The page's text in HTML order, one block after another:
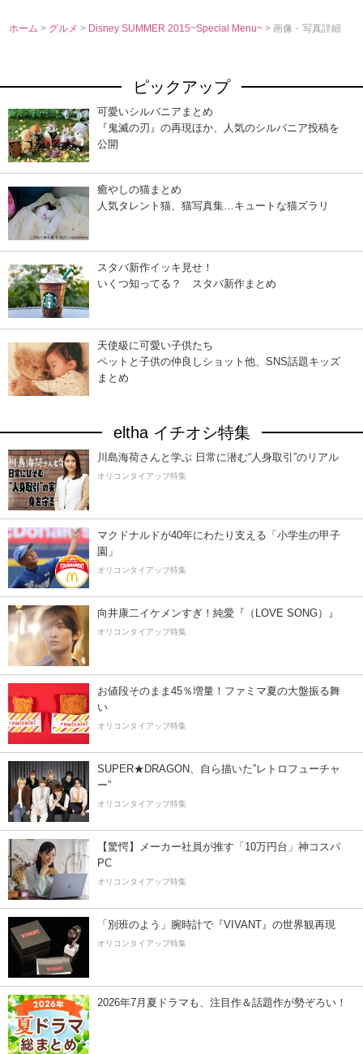
ホーム > グルメ> Disney SUMMER 2015~Special Menu~> 画像・写真詳細
ピックアップ
可愛いシルバニアまとめ
『鬼滅の刃』の再現ほか、人気のシルバニア投稿を
公開
癒やしの猫まとめ
人気タレント猫、猫写真集…キュートな猫ズラリ
スタバ新作イッキ見せ！
いくつ知ってる？ スタバ新作まとめ
天使級に可愛い子供たち
ペットと子供の仲良しショット他、SNS話題キッズ
まとめ
eltha イチオシ特集
川島海荷さんと学ぶ 日常に潜む“人身取引”のリアル
オリコンタイアップ特集
マクドナルドが40年にわたり支える「小学生の甲子
園」
オリコンタイアップ特集
向井康二イケメンすぎ！純愛『（LOVE SONG）』
オリコンタイアップ特集
お値段そのまま45％増量！ファミマ夏の大盤振る舞
い
オリコンタイアップ特集
SUPER★DRAGON、自ら描いた”レトロフューチャ
ー”
オリコンタイアップ特集
【驚愕】メーカー社員が推す「10万円台」神コスパ
PC
オリコンタイアップ特集
「別班のよう」腕時計で『VIVANT』の世界観再現
オリコンタイアップ特集
2026年7月夏ドラマも、注目作＆話題作が勢ぞろい！